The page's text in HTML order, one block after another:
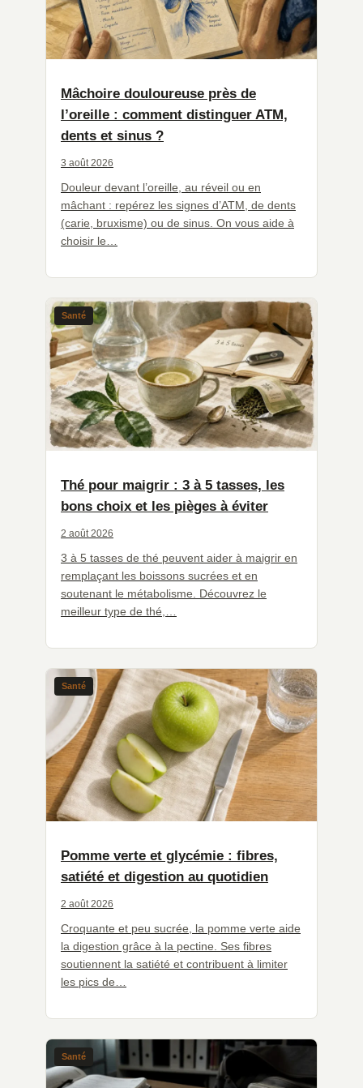
Mâchoire douloureuse près de
l’oreille : comment distinguer ATM,
dents et sinus ?
3 août 2026
Douleur devant l’oreille, au réveil ou en
mâchant : repérez les signes d’ATM, de dents
(carie, bruxisme) ou de sinus. On vous aide à
choisir le…
Santé
Thé pour maigrir : 3 à 5 tasses, les
bons choix et les pièges à éviter
2 août 2026
3 à 5 tasses de thé peuvent aider à maigrir en
remplaçant les boissons sucrées et en
soutenant le métabolisme. Découvrez le
meilleur type de thé,…
Santé
Pomme verte et glycémie : fibres,
satiété et digestion au quotidien
2 août 2026
Croquante et peu sucrée, la pomme verte aide
la digestion grâce à la pectine. Ses fibres
soutiennent la satiété et contribuent à limiter
les pics de…
Santé